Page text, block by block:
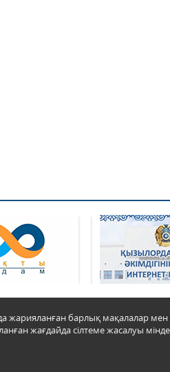
жарияланған барлық мақалалар
жағдайда сілтеме жасалуы